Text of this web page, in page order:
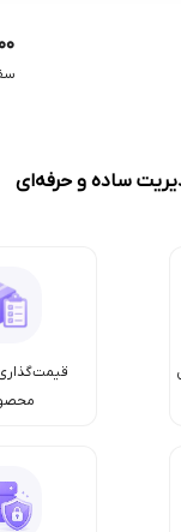
ساده و حرفه‌ای